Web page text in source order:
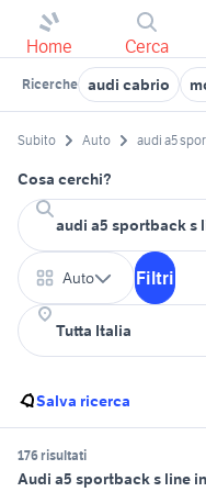
Home Cerca
Ricerche audi cabrio
Subito Auto audi a5
Cosa cerchi?
Auto Filtri
Salva ricerca
176 risultati
Audi a5 sportback s line